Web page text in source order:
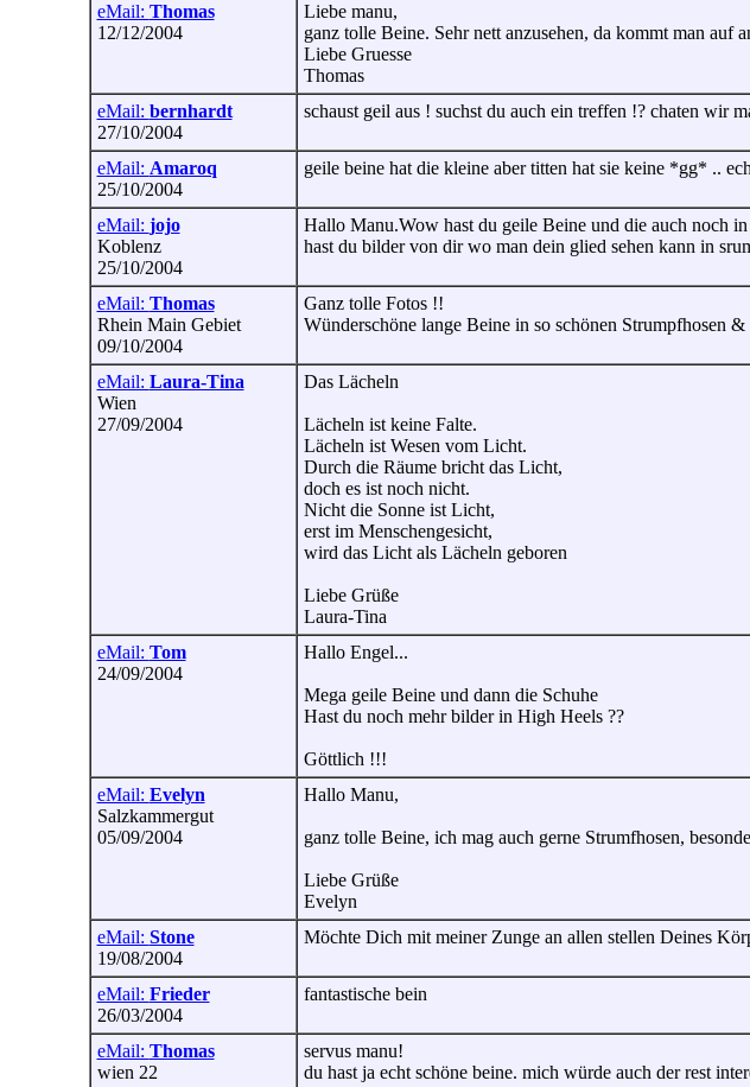
eMail: Thomas
12/12/2004
Liebe manu,
ganz tolle Beine. Sehr nett anzusehen, da kommt man auf
Liebe Gruesse
Thomas
eMail: bernhardt
27/10/2004
schaust geil aus ! suchst du auch ein treffen !? chaten wir
eMail: Amaroq
25/10/2004
geile beine hat die kleine aber titten hat sie keine *gg* ..
eMail: jojo
Koblenz
25/10/2004
Hallo Manu.Wow hast du geile Beine und die auch noch
hast du bilder von dir wo man dein glied sehen kann in
eMail: Thomas
Rhein Main Gebiet
09/10/2004
Ganz tolle Fotos !!
Wünderschöne lange Beine in so schönen Strumpfhosen
eMail: Laura-Tina
Wien
27/09/2004
Das Lächeln
Lächeln ist keine Falte.
Lächeln ist Wesen vom Licht.
Durch die Räume bricht das Licht,
doch es ist noch nicht.
Nicht die Sonne ist Licht,
erst im Menschengesicht,
wird das Licht als Lächeln geboren
Liebe Grüße
Laura-Tina
eMail: Tom
24/09/2004
Hallo Engel...
Mega geile Beine und dann die Schuhe
Hast du noch mehr bilder in High Heels ??
Göttlich !!!
eMail: Evelyn
Salzkammergut
05/09/2004
Hallo Manu,
ganz tolle Beine, ich mag auch gerne Strumfhosen,
Liebe Grüße
Evelyn
eMail: Stone
19/08/2004
Möchte Dich mit meiner Zunge an allen stellen Deines
eMail: Frieder
26/03/2004
fantastische bein
eMail: Thomas
wien 22
servus manu!
du hast ja echt schöne beine. mich würde auch der rest